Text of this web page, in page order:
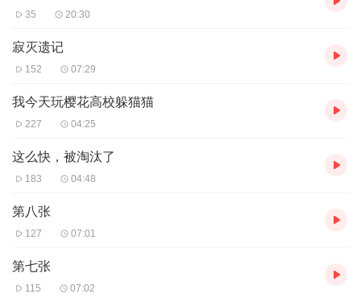
35 20:30
寂灭遗记
152 07:29
我今天玩樱花高校躲猫猫
227 04:25
这么快，被淘汰了
183 04:48
第八张
127 07:01
第七张
115 07:02